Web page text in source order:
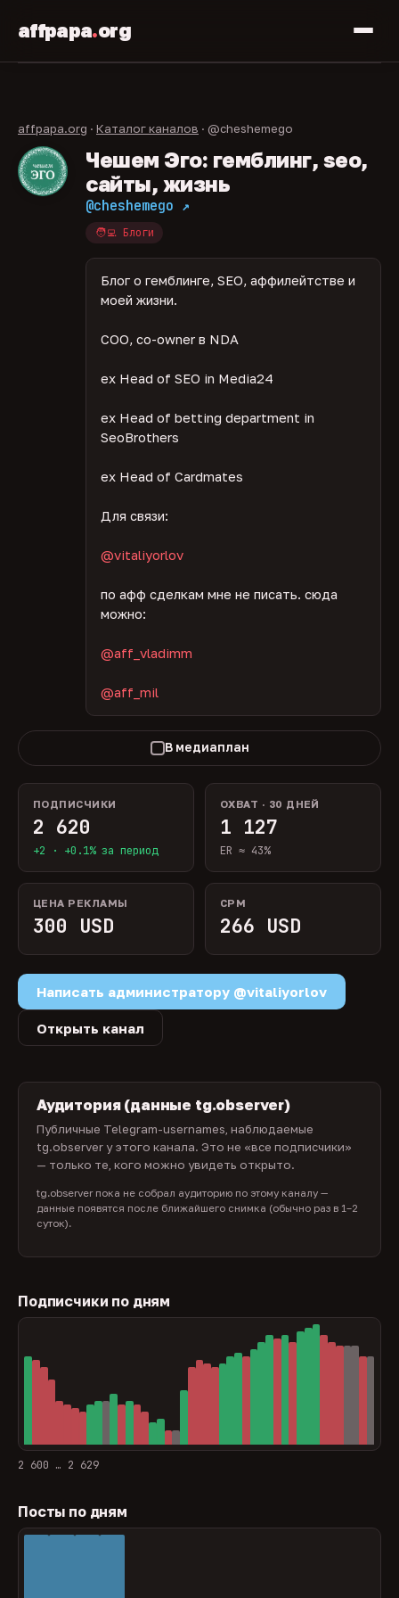
affpapa.org
affpapa.org · Каталог каналов · @cheshemego
Чешем Эго: гемблинг, seo,
сайты, жизнь
@cheshemego ↗
🧑‍💻 Блоги
Блог о гемблинге, SEO, аффилейтстве и
моей жизни.
COO, co-owner в NDA
ex Head of SEO in Media24
ex Head of betting department in
SeoBrothers
ex Head of Cardmates
Для связи:
@vitaliyorlov
по афф сделкам мне не писать. сюда
можно:
@aff_vladimm
@aff_mil
В медиаплан
ПОДПИСЧИКИ
2 620
+2 · +0.1% за период
ОХВАТ · 30 ДНЕЙ
1 127
ER ≈ 43%
ЦЕНА РЕКЛАМЫ
300 USD
CPM
266 USD
Написать администратору @vitaliyorlov
Открыть канал
Аудитория (данные tg.observer)
Публичные Telegram-usernames, наблюдаемые
tg.observer у этого канала. Это не «все подписчики»
— только те, кого можно увидеть открыто.
tg.observer пока не собрал аудиторию по этому каналу —
данные появятся после ближайшего снимка (обычно раз в 1–2
суток).
Подписчики по дням
2 600 … 2 629
Посты по дням